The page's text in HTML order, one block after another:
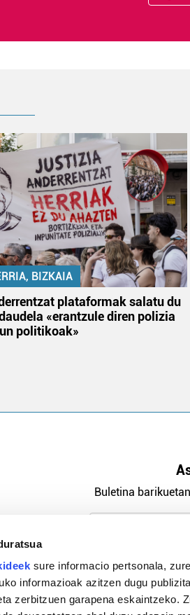
sure informacio pertsonala,
informazioak azitzen dugu
zerbitzuen garapena eskaintzeko.
BIZKAIA
plataformak salatu du
«erantzule diren polizia
politikoak»
Buletina